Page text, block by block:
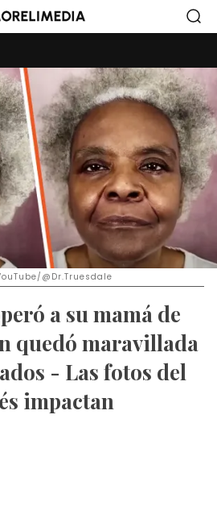
@Dr.Truesdale
a su mamá de
quedó maravillada
- Las fotos del
impactan